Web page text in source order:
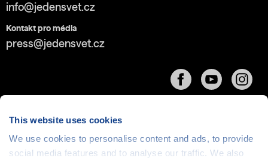
This website uses cookies
We use cookies to personalise content and ads, to provide
social media features and to analyse our traffic. We also
info@jedensvet.cz
Kontakt pro média
press@jedensvet.cz
Cookies| © 1999-2026 Člověk v tísni o.p.s., web běží